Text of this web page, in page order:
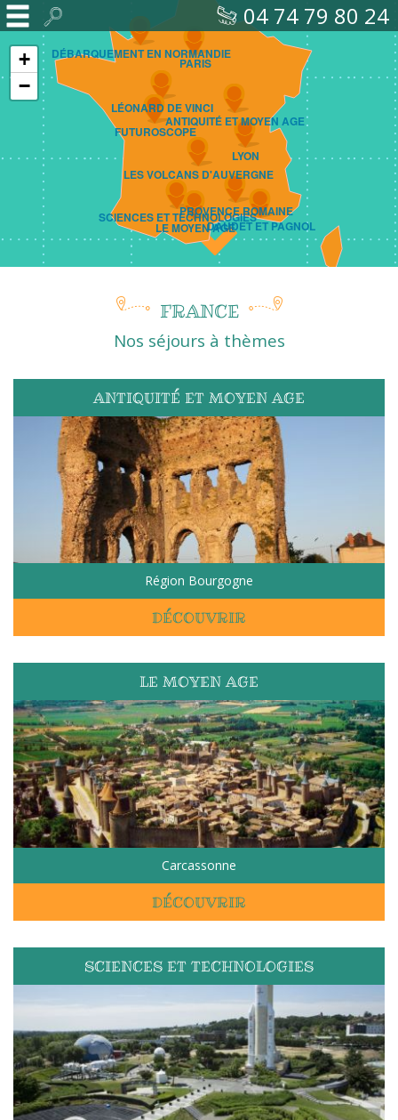
Accueil
Voyages
04 74 79 80 24
ANTIQUITÉ ET MOYEN AGE
LE MOYEN AGE
SCIENCES ET TECHNOLOGIES
PROVENCE ROMAINE
DAUDET ET PAGNOL
PARIS
LES VOLCANS D'AUVERGNE
DÉBARQUEMENT EN NORMANDIE
LYON
LÉONARD DE VINCI
FUTUROSCOPE
+
−
FRANCE
Nos séjours à thèmes
ANTIQUITÉ ET MOYEN AGE
Région Bourgogne
DÉCOUVRIR
LE MOYEN AGE
Carcassonne
DÉCOUVRIR
SCIENCES ET TECHNOLOGIES